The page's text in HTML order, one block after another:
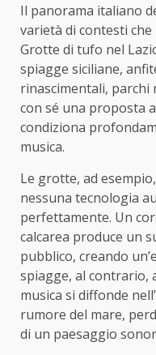
Il panorama italiano
varietà di contesti
Grotte di tufo nel
spiagge siciliane,
rinascimentali,
con sé una proposta
condiziona
musica.
Le grotte, ad
nessuna tecnologia
perfettamente. Un
calcarea produce un
pubblico, creando
spiagge, al contrario,
musica si diffonde
rumore del mare,
di un paesaggio